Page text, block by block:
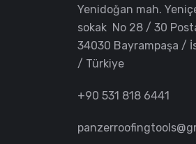
Yenidoğan mah.
sokak No 28 / 30
34030 Bayrampaşa /
/ Türkiye
+90 531 818 6441